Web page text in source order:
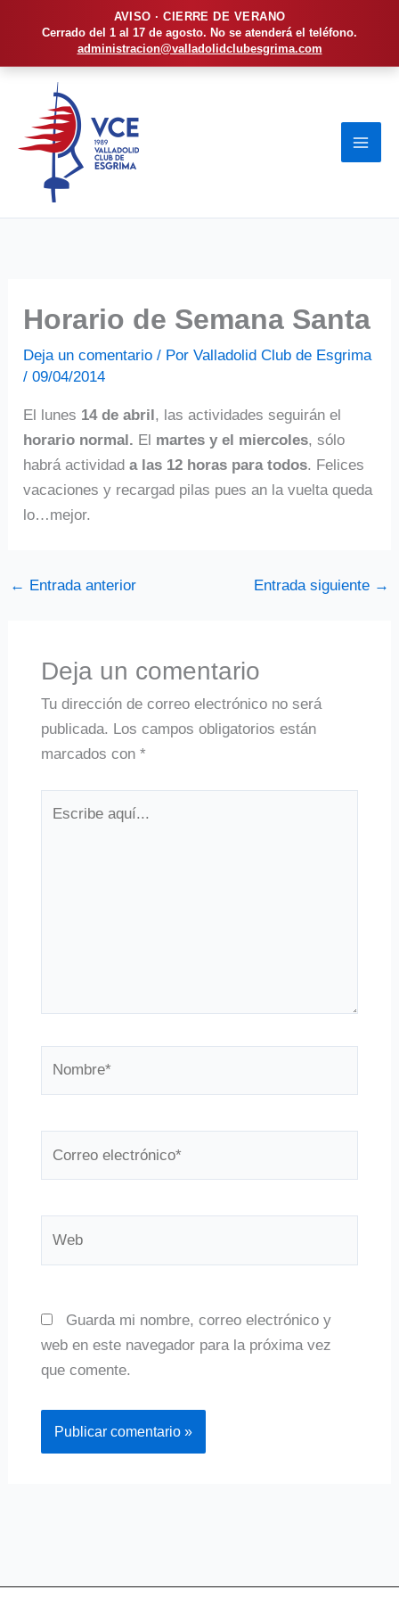
AVISO · CIERRE DE VERANO
Cerrado del 1 al 17 de agosto. No se atenderá el teléfono.
administracion@valladolidclubesgrima.com
contenido
Horario de Semana Santa
Deja un comentario / PorValladolid Club de Esgrima
/09/04/2014
El lunes 14 de abril, las actividades seguirán el
horario normal. El martes y el miercoles, sólo
habrá actividad a las 12 horas para todos. Felices
vacaciones y recargad pilas pues an la vuelta queda
lo…mejor.
← Entrada anterior Entrada siguiente →
Deja un comentario
Tu dirección de correo electrónico no será
publicada. Los campos obligatorios están
marcados con *
Guarda mi nombre, correo electrónico y
web en este navegador para la próxima vez
que comente.